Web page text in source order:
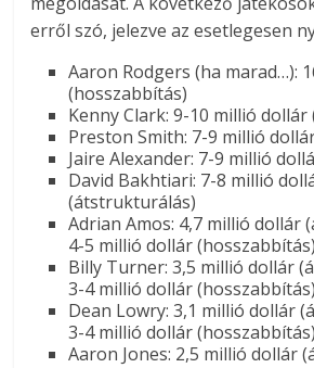
erről szó, jelezve az esetlegesen
Aaron Rodgers (ha marad…):
(hosszabbítás)
Kenny Clark: 9-10 millió
Preston Smith: 7-9 millió
Jaire Alexander: 7-9 millió
David Bakhtiari: 7-8 millió
(átstrukturálás)
Adrian Amos: 4,7 millió dollár
4-5 millió dollár (hosszabbítás)
Billy Turner: 3,5 millió dollár
3-4 millió dollár (hosszabbítás)
Dean Lowry: 3,1 millió dollár
3-4 millió dollár (hosszabbítás)
Aaron Jones: 2,5 millió dollár